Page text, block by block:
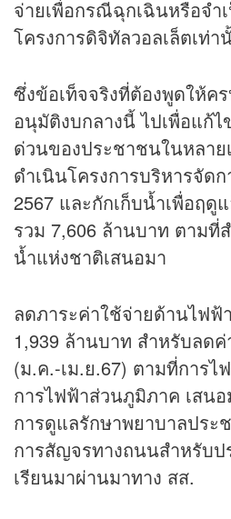
จ่ายเพื่อกรณีฉุกเฉินหรือจำ
โครงการดิจิทัลวอลเล็ตเท่า
ซึ่งข้อเท็จจริงที่ต้องพูดให้ค
อนุมัติงบกลางนี้ ไปเพื่อแก้
ด่วนของประชาชนในหลาย
ดำเนินโครงการบริหารจัด
2567 และกักเก็บน้ำเพื่อฤดู
รวม 7,606 ล้านบาท ตามที่
น้ำแห่งชาติเสนอมา
ลดภาระค่าใช้จ่ายด้านไฟ
1,939 ล้านบาท สำหรับลด
(ม.ค.-เม.ย.67) ตามที่การไ
การไฟฟ้าส่วนภูมิภาค เสน
การดูแลรักษาพยาบาลประ
การสัญจรทางถนนสำหรับ
เรียนมาผ่านมาทาง สส.